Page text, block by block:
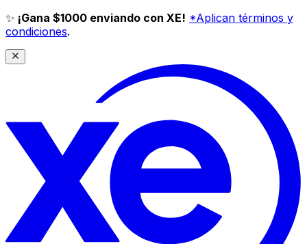
✨ ¡Gana $1000 enviando con XE! *Aplican términos y
condiciones.